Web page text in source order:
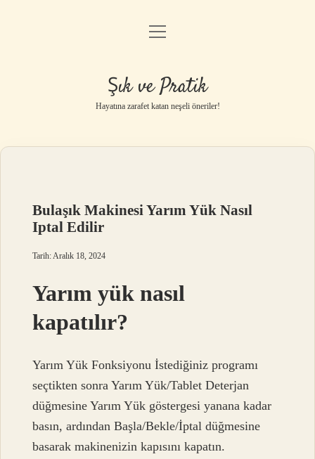
Anasayfa
Yasal Uyarı
menüyü
Şık ve Pratik
Hayatına zarafet katan neşeli öneriler!
Bulaşık Makinesi Yarım Yük Nasıl
Iptal Edilir
Tarih: Aralık 18, 2024
Yarım yük nasıl
kapatılır?
Yarım Yük Fonksiyonu İstediğiniz programı
seçtikten sonra Yarım Yük/Tablet Deterjan
düğmesine Yarım Yük göstergesi yanana kadar
basın, ardından Başla/Bekle/İptal düğmesine
basarak makinenizin kapısını kapatın.